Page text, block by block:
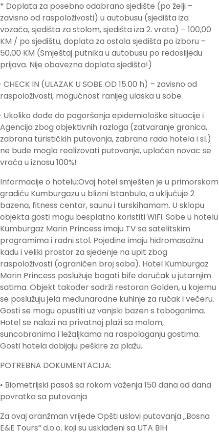
* Doplata za posebno odabrano sjedište (po želji –
zavisno od raspoloživosti) u autobusu (sjedišta iza
vozača, sjedišta za stolom, sjedišta iza 2. vrata) – 100,00
KM / po sjedištu, doplata za ostala sjedišta po izboru –
50,00 KM (Smještaj putnika u autobusu po redoslijedu
prijava. Nije obavezna doplata sjedišta!)
· CHECK IN (ULAZAK U SOBE OD 15.00 h) – zavisno od
raspoloživosti, mogućnost ranijeg ulaska u sobe.
· Ukoliko dođe do pogoršanja epidemiološke situacije i
Agencija zbog objektivnih razloga (zatvaranje granica,
zabrana turističkih putovanja, zabrana rada hotela i sl.)
ne bude mogla realizovati putovanje, uplaćen novac se
vraća u iznosu 100%!
Informacije o hotelu:Ovaj hotel smješten je u primorskom
gradiću Kumburgazu u blizini Istanbula, a uključuje 2
bazena, fitness centar, saunu i turskihamam. U sklopu
objekta gosti mogu besplatno koristiti WiFi. Sobe u hotelu
Kumburgaz Marin Princess imaju TV sa satelitskim
programima i radni stol. Pojedine imaju hidromasažnu
kadu i veliki prostor za sjedenje na upit zbog
raspoloživosti (ograničen broj soba). Hotel Kumburgaz
Marin Princess poslužuje bogati bife doručak u jutarnjim
satima. Objekt također sadrži restoran Golden, u kojemu
se poslužuju jela međunarodne kuhinje za ručak i večeru.
Gosti se mogu opustiti uz vanjski bazen s toboganima.
Hotel se nalazi na privatnoj plaži sa molom,
suncobranima i ležaljkama na raspolaganju gostima.
Gosti hotela dobijaju peškire za plažu.
POTREBNA DOKUMENTACIJA:
• Biometrijski pasoš sa rokom važenja 150 dana od dana
povratka sa putovanja
Za ovaj aranžman vrijede Opšti uslovi putovanja „Bosna
E&E Tours“ d.o.o. koji su usklađeni sa UTA BIH